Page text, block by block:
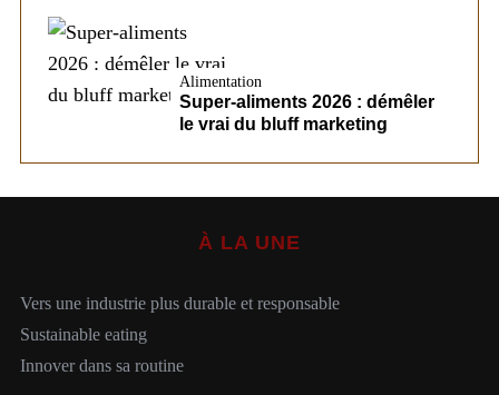
Alimentation
Super-aliments 2026 : démêler
le vrai du bluff marketing
À LA UNE
Vers une industrie plus durable et responsable
Sustainable eating
Innover dans sa routine